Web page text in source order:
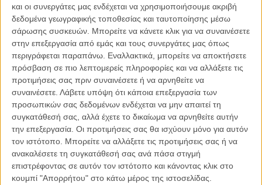
και οι συνεργάτες μας ενδέχεται να χρησιμοποιήσουμε ακριβή
δεδομένα γεωγραφικής τοποθεσίας και ταυτοποίησης μέσω
σάρωσης συσκευών. Μπορείτε να κάνετε κλικ για να συναινέσετε
στην επεξεργασία από εμάς και τους συνεργάτες μας όπως
περιγράφεται παραπάνω. Εναλλακτικά, μπορείτε να αποκτήσετε
πρόσβαση σε πιο λεπτομερείς πληροφορίες και να αλλάξετε τις
προτιμήσεις σας πριν συναινέσετε ή να αρνηθείτε να
συναινέσετε. Λάβετε υπόψη ότι κάποια επεξεργασία των
προσωπικών σας δεδομένων ενδέχεται να μην απαιτεί τη
συγκατάθεσή σας, αλλά έχετε το δικαίωμα να αρνηθείτε αυτήν
την επεξεργασία. Οι προτιμήσεις σας θα ισχύουν μόνο για αυτόν
τον ιστότοπο. Μπορείτε να αλλάξετε τις προτιμήσεις σας ή να
ανακαλέσετε τη συγκατάθεσή σας ανά πάσα στιγμή
επιστρέφοντας σε αυτόν τον ιστότοπο και κάνοντας κλικ στο
κουμπί "Απορρήτου" στο κάτω μέρος της ιστοσελίδας.
χορογραφημένο στις σκηνές που ο Κιάνου Ριβς καθαρίζει ντουζίνες
από ανθρώπους που μπαίνουν στη μέση του θανάσιμου σχεδίου
του.»
Θα μπορούσαμε να γράψουμε ακριβώς την ίδια κριτική (και να μην
είχε απολύτως καμία διαφορά) και για το δεύτερο κεφάλαιο αυτής
της αιματοβαμμένης ιστορίας εκδίκησης, με τον Κιάνου Ριβς να
αναλαμβάνει για άλλη μια φορά τον ρόλο του σκληροτράχηλου
δολοφόνου που προσπαθεί να ζήσει μια νορμάλ ζωή, αλλά το
παρελθόν του δεν τον αφήνει. Και αυτό είναι που προσπαθεί να
πετύχει ο Τσαντ Σταχέλσκι, ο οποίος πηγαίνει σόλο αυτή την φορά
στην καρέκλα του σκηνοθέτη, ακολουθώντας πιστά τον κανόνα «αν
κάτι δεν είναι χαλασμένο, μην προσπαθείς να το φτιάξεις»,
αυξάνοντας απλά στο διπλάσιο την δράση και την ένταση.